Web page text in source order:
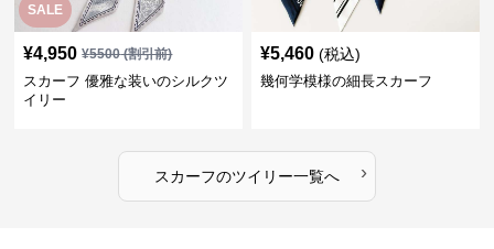
SALE
¥4,950 ¥5500(割引前)
スカーフ 優雅な装いのシルクツ
イリー
¥5,460 (税込)
幾何学模様の細長スカーフ
スカーフのツイリー一覧へ ›